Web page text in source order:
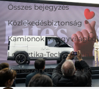
Összes bejegyzés
Közlekedésbiztonság
Kamionok a nagyvilágból
Logisztika-Technológia
Kishaszongépjárművek